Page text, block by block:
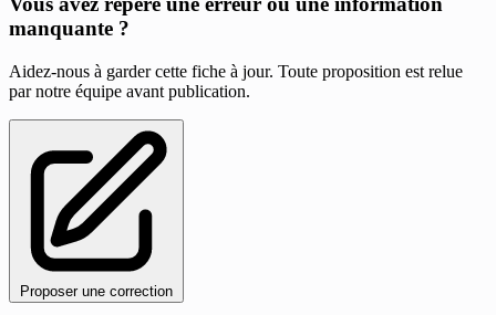
manquante ?
Aidez-nous à garder cette fiche à jour. Toute proposition est relue
par notre équipe avant publication.
Proposer une correction